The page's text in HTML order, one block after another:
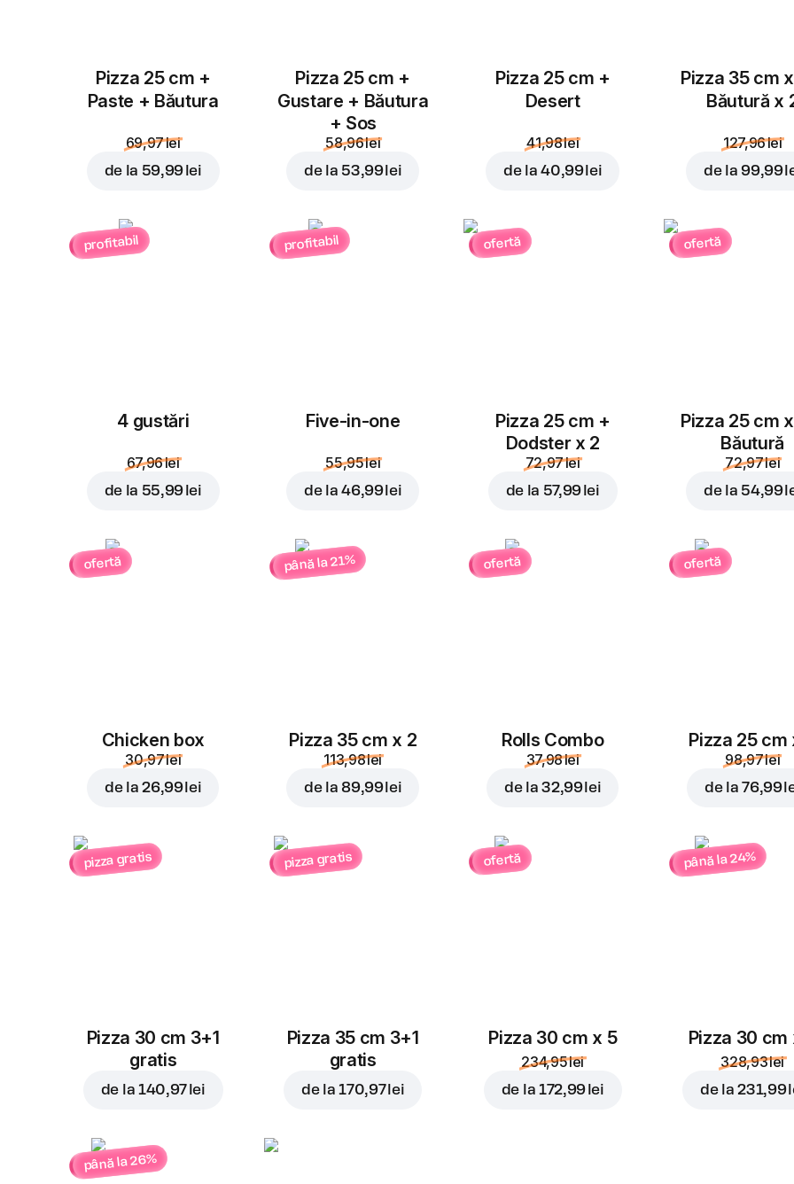
Pizza 25 cm +
Paste + Băutura
69,97 lei
de la 59,99 lei
Pizza 25 cm +
Gustare + Băutura
+ Sos
58,96 lei
de la 53,99 lei
Pizza 25 cm +
Desert
41,98 lei
de la40,99 lei
Pizza 35 cm
Băutură x
127,96 lei
de la 99,99
profitabil
4 gustări
67,96 lei
de la 55,99 lei
profitabil
Five-in-one
55,95 lei
de la46,99 lei
ofertă
Pizza 25 cm +
Dodster x 2
72,97 lei
de la 57,99 lei
ofertă
Pizza 25 cm
Băutură
72,97 lei
de la 54,99
ofertă
Chicken box
30,97 lei
de la26,99 lei
până la 21%
Pizza 35 cm x 2
113,98 lei
de la 89,99 lei
ofertă
Rolls Combo
37,98 lei
de la32,99 lei
ofertă
Pizza 25 cm
98,97 lei
de la76,99
pizza gratis
Pizza 30 cm 3+1
gratis
de la 140,97 lei
pizza gratis
Pizza 35 cm 3+1
gratis
de la170,97 lei
ofertă
Pizza 30 cm x 5
234,95 lei
de la 172,99 lei
până la 24%
Pizza 30 cm
328,93 lei
de la231,99
până la 26%